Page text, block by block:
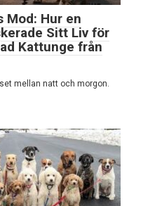
Mod: Hur en
Sitt Liv för
Kattunge från
mellan natt och morgon.